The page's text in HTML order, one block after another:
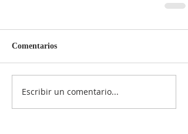
Comentarios
Escribir un comentario...